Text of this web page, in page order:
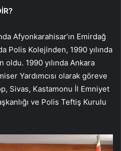
Afyonkarahisar’ın Emirdağ
Polis Kolejinden, 1990 yılında
1990 yılında Ankara
Yardımcısı olarak göreve
Sivas, Kastamonu İl Emniyet
ve Polis Teftiş Kurulu